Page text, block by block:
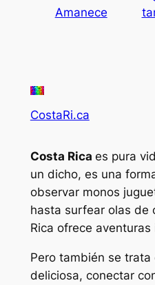
Amanece
CostaRi.ca
Costa Rica es pura
un dicho, es una
observar monos
hasta surfear olas de
Rica ofrece aventuras
Pero también se
deliciosa, conectar